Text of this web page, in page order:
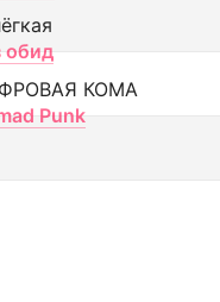
обид
КОМА
Punk